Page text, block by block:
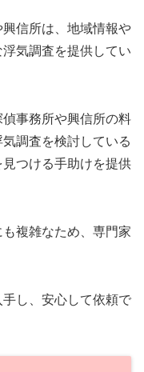
信所は、地域情報や
気調査を提供してい
事務所や興信所の料
調査を検討している
つける手助けを提供
複雑なため、専門家
し、安心して依頼で